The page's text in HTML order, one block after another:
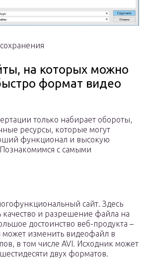
на которых можно
формат видео
только набирает обороты,
ресурсы, которые могут
функционал и высокую
с самыми
сайт. Здесь
качество и разрешение файла на
достоинство веб-продукта –
может изменить видеофайл в
в том числе AVI. Исходник может
двух форматов.